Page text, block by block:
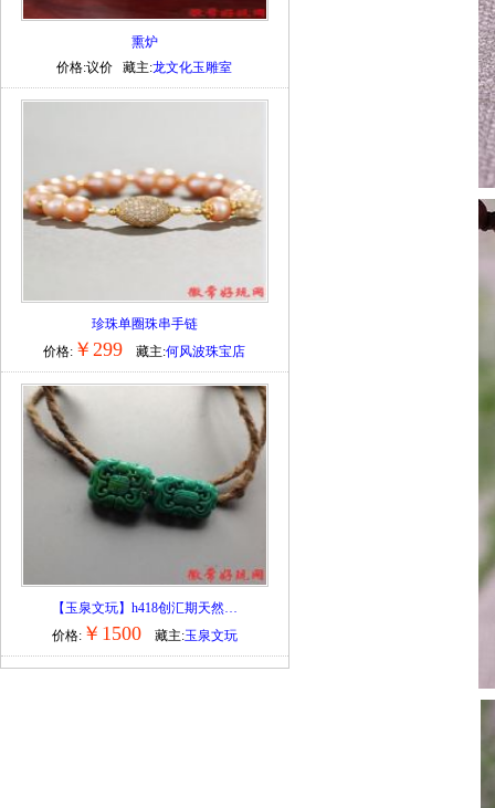
熏炉
价格:议价 藏主:龙文化玉雕室
珍珠单圈珠串手链
价格: ￥299 藏主:何风波珠宝店
【玉泉文玩】h418创汇期天然…
价格: ￥1500 藏主:玉泉文玩